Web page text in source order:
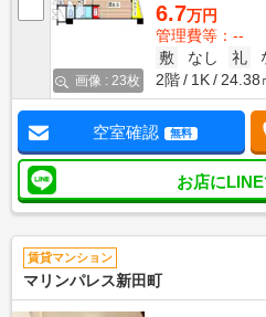
画像 : 23枚
6.7万円
管理費等：--
敷
なし 礼
2階
1K 24.38
空室確認 無料
お店に
賃貸マンション
マリンパレス新田町